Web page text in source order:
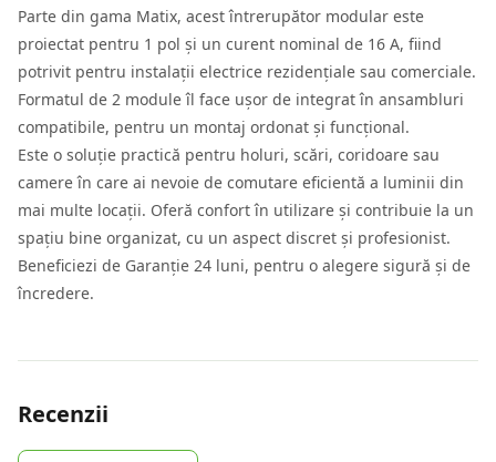
Parte din gama Matix, acest întrerupător modular este
proiectat pentru 1 pol și un curent nominal de 16 A, fiind
potrivit pentru instalații electrice rezidențiale sau comerciale.
Formatul de 2 module îl face ușor de integrat în ansambluri
compatibile, pentru un montaj ordonat și funcțional.
Este o soluție practică pentru holuri, scări, coridoare sau
camere în care ai nevoie de comutare eficientă a luminii din
mai multe locații. Oferă confort în utilizare și contribuie la un
spațiu bine organizat, cu un aspect discret și profesionist.
Beneficiezi de Garanție 24 luni, pentru o alegere sigură și de
încredere.
Recenzii